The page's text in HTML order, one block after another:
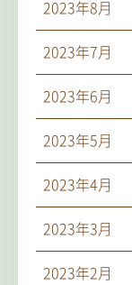
2023年8月
2023年7月
2023年6月
2023年5月
2023年4月
2023年3月
2023年2月